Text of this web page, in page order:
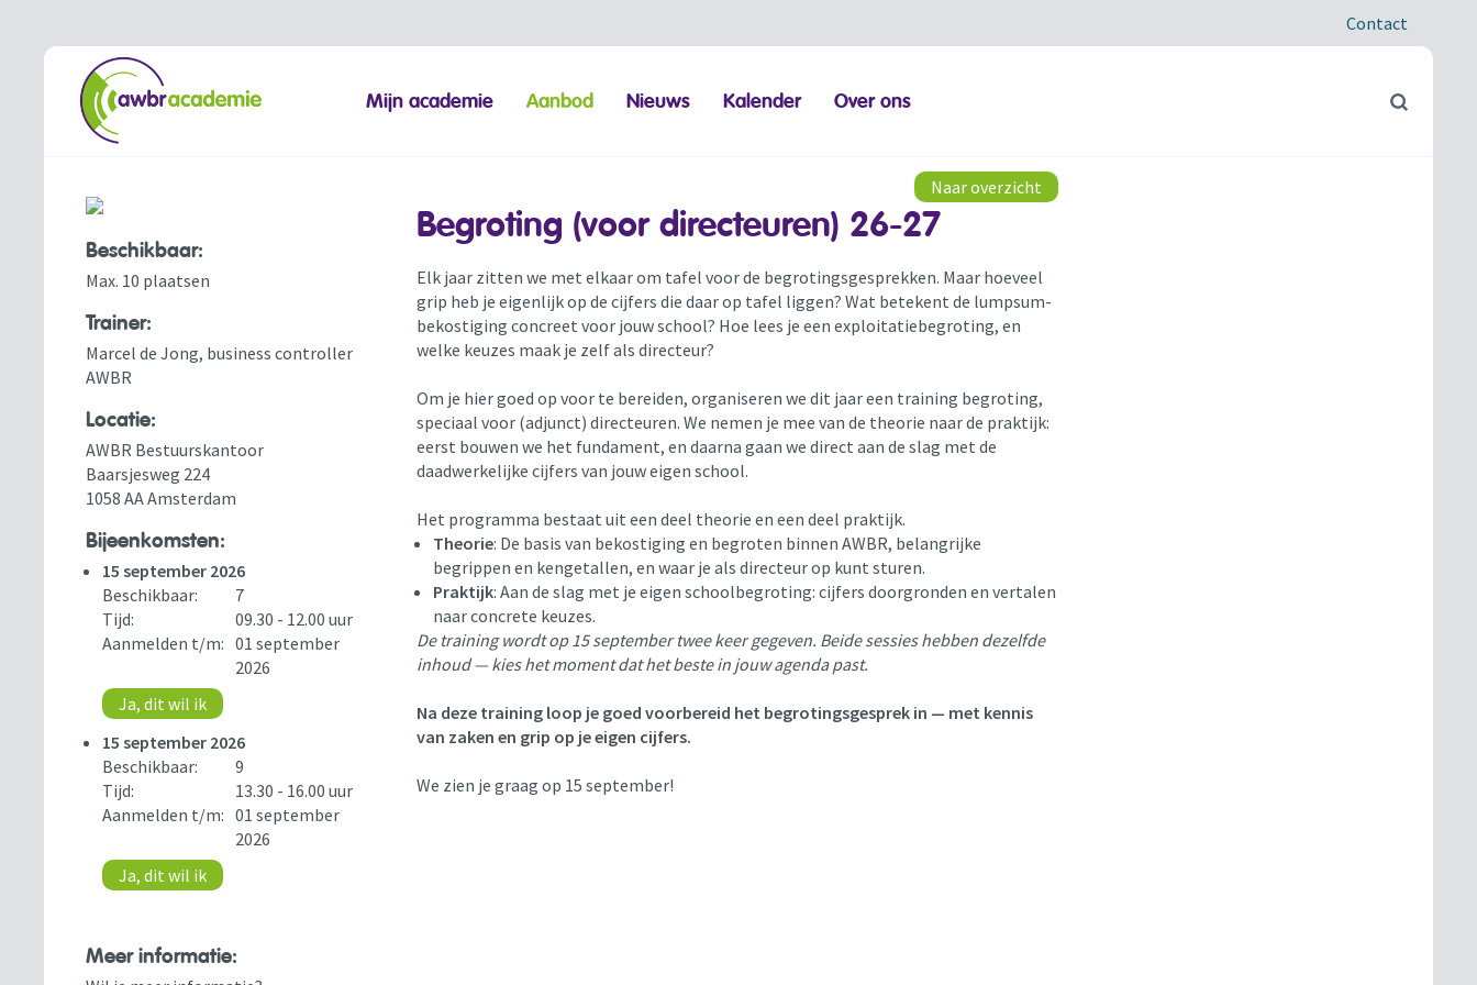
Contact
Mijn academie Aanbod Nieuws Kalender Over ons
Beschikbaar:
Max. 10 plaatsen
Trainer:
Marcel de Jong, business controller
AWBR
Locatie:
AWBR Bestuurskantoor
Baarsjesweg 224
1058 AA Amsterdam
Bijeenkomsten:
15 september 2026
Beschikbaar:
7
Tijd:
09.30 - 12.00 uur
Aanmelden t/m: 01 september
2026
Ja, dit wil ik
15 september 2026
Beschikbaar:
9
Tijd:
13.30 - 16.00 uur
Aanmelden t/m: 01 september
2026
Ja, dit wil ik
Meer informatie:
Naar overzicht
Begroting (voor directeuren) 26-27
Elk jaar zitten we met elkaar om tafel voor de begrotingsgesprekken. Maar hoeveel
grip heb je eigenlijk op de cijfers die daar op tafel liggen? Wat betekent de lumpsum-
bekostiging concreet voor jouw school? Hoe lees je een exploitatiebegroting, en
welke keuzes maak je zelf als directeur?
Om je hier goed op voor te bereiden, organiseren we dit jaar een training begroting,
speciaal voor (adjunct) directeuren. We nemen je mee van de theorie naar de praktijk:
eerst bouwen we het fundament, en daarna gaan we direct aan de slag met de
daadwerkelijke cijfers van jouw eigen school.
Het programma bestaat uit een deel theorie en een deel praktijk.
Theorie: De basis van bekostiging en begroten binnen AWBR, belangrijke
begrippen en kengetallen, en waar je als directeur op kunt sturen.
Praktijk: Aan de slag met je eigen schoolbegroting: cijfers doorgronden en vertalen
naar concrete keuzes.
De training wordt op 15 september twee keer gegeven. Beide sessies hebben dezelfde
inhoud — kies het moment dat het beste in jouw agenda past.
Na deze training loop je goed voorbereid het begrotingsgesprek in — met kennis
van zaken en grip op je eigen cijfers.
We zien je graag op 15 september!